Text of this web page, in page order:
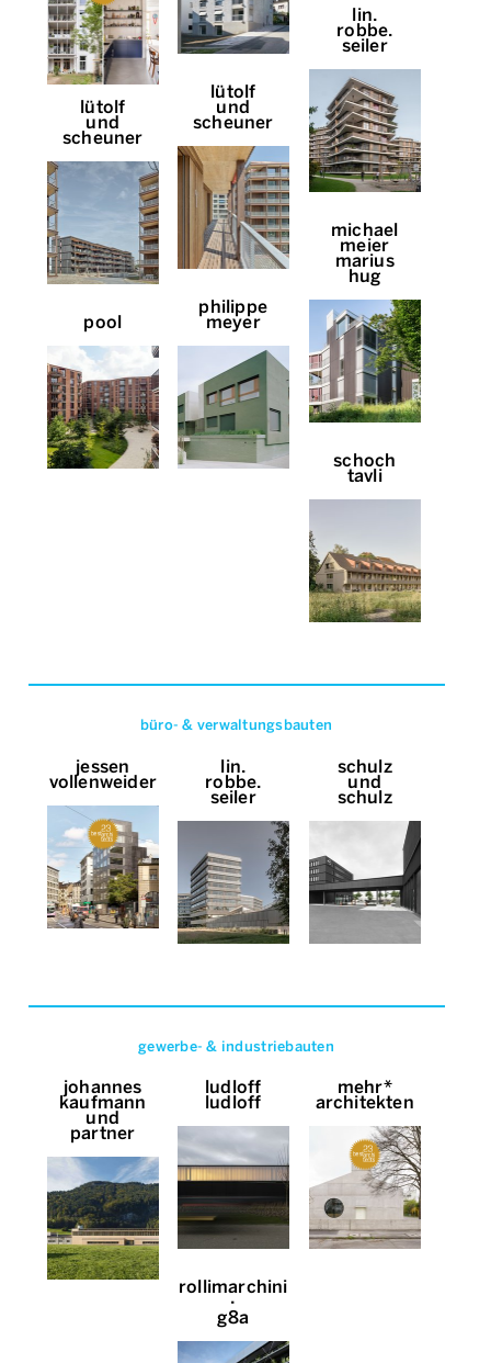
lin.
robbe.
seiler
lütolf
und
scheuner
lütolf
und
scheuner
michael
meier
marius
hug
philippe
meyer
pool
schoch
tavli
büro- & verwaltungsbauten
jessen
vollenweider
lin.
robbe.
seiler
schulz
und
schulz
gewerbe- & industriebauten
johannes
kaufmann
und
partner
ludloff
ludloff
mehr*
architekten
rollimarchini
∙
g8a